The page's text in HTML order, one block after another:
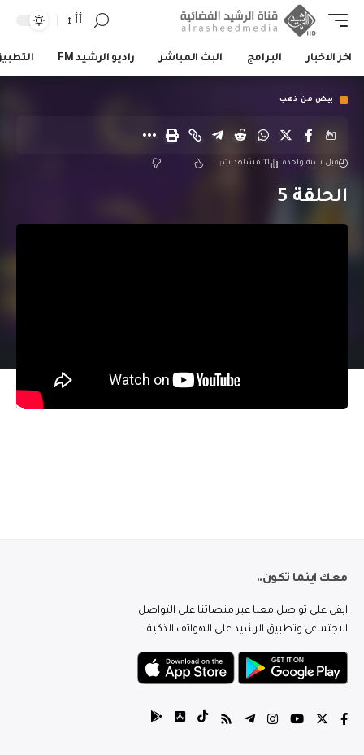
أأ
اخر الاخبار البرامج البث المباشر راديو الرشيد FM
بيض من ذهب
قبل سنة واحدة 11 مشاهدات
الحلقة 5
معك اينما تكون..
ابقى على تواصل معنا عبر منصاتنا على التواصل
الاجتماعي وتطبيق الرشيد على الهواتف الذكية.